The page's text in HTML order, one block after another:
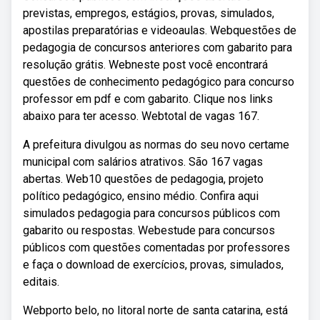
previstas, empregos, estágios, provas, simulados,
apostilas preparatórias e videoaulas. Webquestões de
pedagogia de concursos anteriores com gabarito para
resolução grátis. Webneste post você encontrará
questões de conhecimento pedagógico para concurso
professor em pdf e com gabarito. Clique nos links
abaixo para ter acesso. Webtotal de vagas 167.
A prefeitura divulgou as normas do seu novo certame
municipal com salários atrativos. São 167 vagas
abertas. Web10 questões de pedagogia, projeto
político pedagógico, ensino médio. Confira aqui
simulados pedagogia para concursos públicos com
gabarito ou respostas. Webestude para concursos
públicos com questões comentadas por professores
e faça o download de exercícios, provas, simulados,
editais.
Webporto belo, no litoral norte de santa catarina, está